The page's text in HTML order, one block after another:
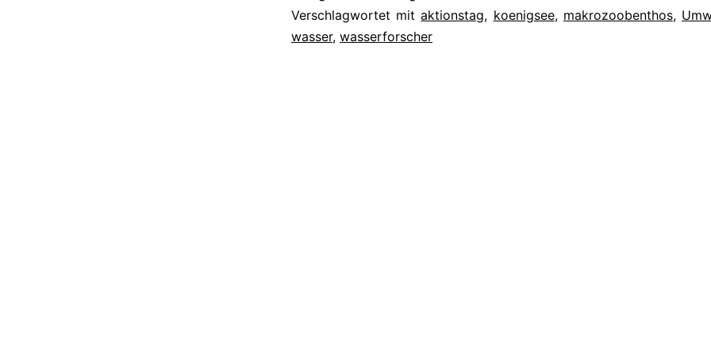
BIOTOP
KOENIGSEE
Verschlagwortet mitaktionstag, koenigsee, makrozoobenthos,
wasser, wasserforscher